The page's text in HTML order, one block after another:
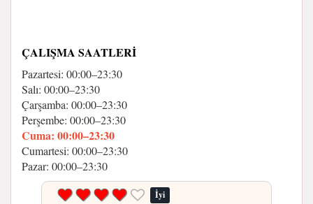
ÇALIŞMA SAATLERI
Pazartesi: 00:00–23:30
Salı: 00:00–23:30
Çarşamba: 00:00–23:30
Perşembe: 00:00–23:30
Cuma: 00:00–23:30
Cumartesi: 00:00–23:30
Pazar: 00:00–23:30
İyi